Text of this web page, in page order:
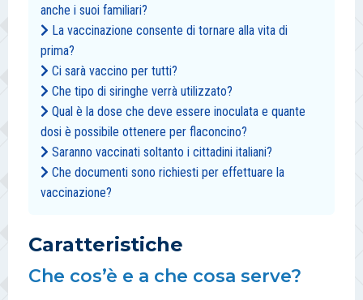
anche i suoi familiari?
La vaccinazione consente di tornare alla vita di
prima?
Ci sarà vaccino per tutti?
Che tipo di siringhe verrà utilizzato?
Qual è la dose che deve essere inoculata e quante
dosi è possibile ottenere per flaconcino?
Saranno vaccinati soltanto i cittadini italiani?
Che documenti sono richiesti per effettuare la
vaccinazione?
Caratteristiche
Che cos’è e a che cosa serve?